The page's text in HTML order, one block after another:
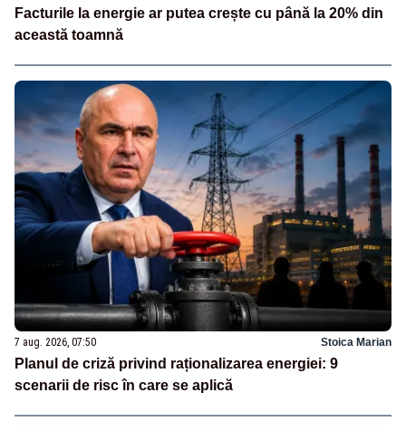
Facturile la energie ar putea crește cu până la 20% din
această toamnă
7 aug. 2026, 07:50 Stoica Marian
Planul de criză privind raționalizarea energiei: 9
scenarii de risc în care se aplică